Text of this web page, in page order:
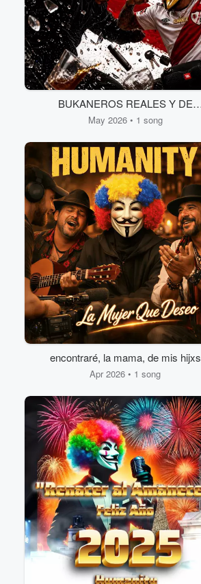
BUKANEROS REALES Y DE
VERDAD
May 2026 • 1 song
encontraré, la mama, de mis hijxs
Apr 2026 • 1 song